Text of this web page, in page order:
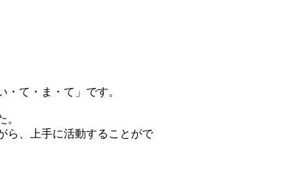
て・ま・て」です。
ら、上手に活動することがで